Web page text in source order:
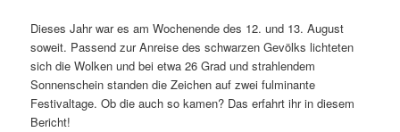
Dieses Jahr war es am Wochenende des 12. und 13. August
soweit. Passend zur Anreise des schwarzen Gevölks lichteten
sich die Wolken und bei etwa 26 Grad und strahlendem
Sonnenschein standen die Zeichen auf zwei fulminante
Festivaltage. Ob die auch so kamen? Das erfahrt ihr in diesem
Bericht!